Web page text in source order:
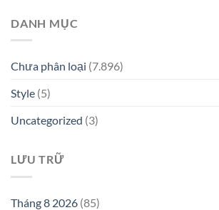
DANH MỤC
Chưa phân loại (7.896)
Style (5)
Uncategorized (3)
LƯU TRỮ
Tháng 8 2026 (85)